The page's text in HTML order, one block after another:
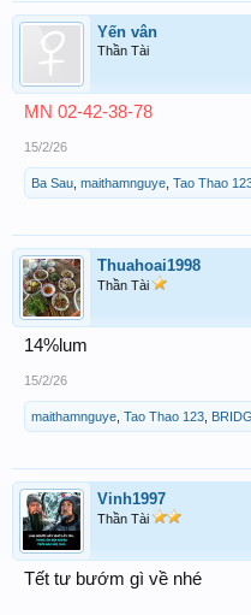
Yến vân
Thần Tài
MN 02-42-38-78
15/2/26
Ba Sau maithamnguye Tao Thao
Thuahoai1998
Thần Tài
14%lum
15/2/26
maithamnguye Tao Thao 123
Vinh1997
Thần Tài
Tết tư bướm gì về nhé